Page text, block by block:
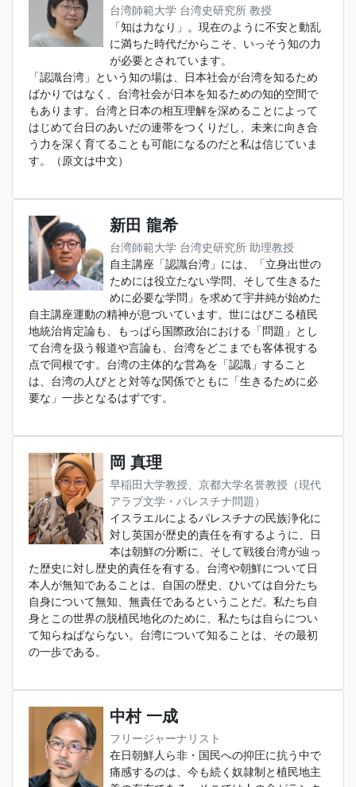
台湾師範大学 台湾史研究所 教授
「知は力なり」。現在のように不安と動乱
に満ちた時代だからこそ、いっそう知の力
が必要とされています。
「認識台湾」という知の場は、日本社会が台湾を知るため
ばかりではなく、台湾社会が日本を知るための知的空間で
もあります。台湾と日本の相互理解を深めることによって
はじめて台日のあいだの連帯をつくりだし、未来に向き合
う力を深く育てることも可能になるのだと私は信じていま
す。（原文は中文）
新田 龍希
台湾師範大学 台湾史研究所 助理教授
自主講座「認識台湾」には、「立身出世の
ためには役立たない学問、そして生きるた
めに必要な学問」を求めて宇井純が始めた
自主講座運動の精神が息づいています。世にはびこる植民
地統治肯定論も、もっぱら国際政治における「問題」とし
て台湾を扱う報道や言論も、台湾をどこまでも客体視する
点で同根です。台湾の主体的な営為を「認識」すること
は、台湾の人びとと対等な関係でともに「生きるために必
要な」一歩となるはずです。
岡 真理
早稲田大学教授、京都大学名誉教授（現代
アラブ文学・パレスチナ問題）
イスラエルによるパレスチナの民族浄化に
対し英国が歴史的責任を有するように、日
本は朝鮮の分断に、そして戦後台湾が辿っ
た歴史に対し歴史的責任を有する。台湾や朝鮮について日
本人が無知であることは、自国の歴史、ひいては自分たち
自身について無知、無責任であるということだ。私たち自
身とこの世界の脱植民地化のために、私たちは自らについ
て知らねばならない。台湾について知ることは、その最初
の一歩である。
中村 一成
フリージャーナリスト
在日朝鮮人ら非・国民への抑圧に抗う中で
痛感するのは、今も続く奴隷制と植民地主